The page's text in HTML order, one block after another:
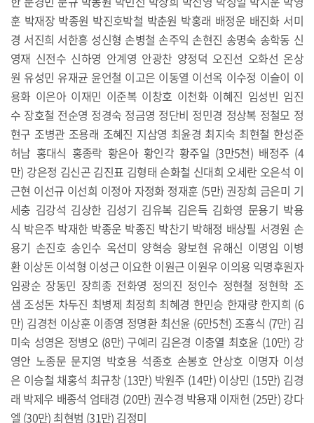
훈 박재장 박종원 박진호박철 박춘원 박홍래 배정운 배진화 서미
경 서진희 서한흥 성신형 손병철 손주익 손현진 송명숙 송학동 신
영재 신전수 신하영 안계영 안광찬 양정덕 오진선 오화선 온상
원 유성민 유재균 윤언철 이고은 이동열 이선옥 이수정 이슬이 이
용화 이은아 이재민 이준복 이창호 이천화 이혜진 임성빈 임진
수 장호철 전순영 정경숙 정금영 정단비 정민경 정상복 정철모 정
현구 조병관 조용래 조혜진 지삼영 최윤경 최지숙 최현철 한성준
허남 홍대식 홍종락 황은아 황인각 황주일 (3만5천) 배정주 (4
만) 강은정 김신곤 김진표 김형태 손화철 신대희 오세란 오은석 이
근현 이선규 이선희 이정아 자정화 정재훈 (5만) 권장희 금은미 기
세충 김강석 김상한 김성기 김유복 김은득 김화영 문용기 박용
식 박은주 박재한 박종운 박종진 박찬기 박해정 배상필 서경원 손
용기 손진호 송인수 옥선미 양혁승 왕보현 유해신 이명임 이병
환 이상돈 이석형 이성근 이요한 이원근 이원우 이의용 익명후원자
임광순 장동민 장희종 전화영 정의진 정인수 정현철 정현학 조
샘 조성돈 차두진 최병제 최정희 최혜경 한민승 한재량 한지희 (6
만) 김경천 이상훈 이종영 정명환 최선윤 (6만5천) 조흥식 (7만) 김
미숙 성영은 정병오 (8만) 구예리 김은경 이충열 최호윤 (10만) 강
영안 노종문 문지영 박호용 석종호 손봉호 안상호 이명자 이성
은 이승철 채홍석 최규창 (13만) 박원주 (14만) 이상민 (15만) 김경
래 박제우 배종석 엄태경 (20만) 권수경 박용재 이재헌 (25만) 강다
엘 (30만) 최현범 (31만) 김정미